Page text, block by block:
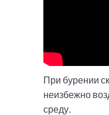
При бурении
неизбежно
среду.